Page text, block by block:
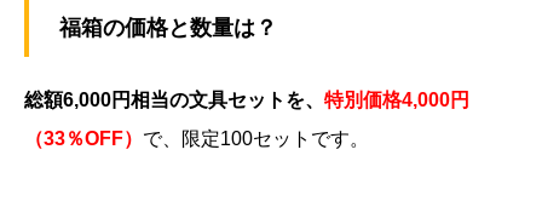
福箱の価格と数量は？
総額6,000円相当の文具セットを、 特別価格4,000円
（33％OFF） で、限定100セットです​​。